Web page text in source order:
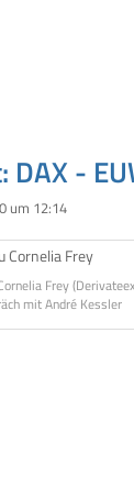
DAX -
um 12:14
Frey
mit André Kessler